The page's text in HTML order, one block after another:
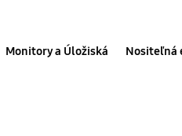
Monitory a Úložiská Nositeľná